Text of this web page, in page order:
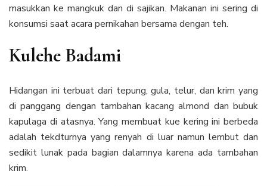
masukkan ke mangkuk dan di sajikan. Makanan ini sering di
konsumsi saat acara pernikahan bersama dengan teh.
Kulehe Badami
Hidangan ini terbuat dari tepung, gula, telur, dan krim yang
di panggang dengan tambahan kacang almond dan bubuk
kapulaga di atasnya. Yang membuat kue kering ini berbeda
adalah tekdturnya yang renyah di luar namun lembut dan
sedikit lunak pada bagian dalamnya karena ada tambahan
krim.